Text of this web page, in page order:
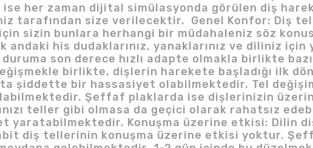
her zaman dijital simülasyonda görülen diş
tarafından size verilecektir. Genel Konfor: Diş
sizin bunlara herhangi bir müdahaleniz söz
his dudaklarınız, yanaklarınız ve diliniz için
son derece hızlı adapte olmakla birlikte
birlikte, dişlerin harekete başladığı ilk
şiddette bir hassasiyet olabilmektedir. Tel
Şeffaf plaklarda ise dişlerinizin
teller gibi olmasa da geçici olarak rahatsız
yaratabilmektedir. Konuşma üzerine etkisi: Dilin
diş tellerinin konuşma üzerine etkisi yoktur.